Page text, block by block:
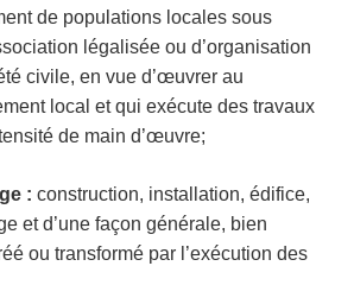
de populations locales sous
légalisée ou d’organisation
civile, en vue d’œuvrer au
local et qui exécute des travaux
de main d’œuvre;
: construction, installation, édifice,
et d’une façon générale, bien
ou transformé par l’exécution des